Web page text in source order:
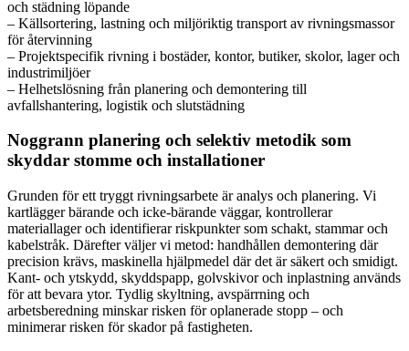
och städning löpande
– Källsortering, lastning och miljöriktig transport av rivningsmassor
för återvinning
– Projektspecifik rivning i bostäder, kontor, butiker, skolor, lager och
industrimiljöer
– Helhetslösning från planering och demontering till
avfallshantering, logistik och slutstädning
Noggrann planering och selektiv metodik som
skyddar stomme och installationer
Grunden för ett tryggt rivningsarbete är analys och planering. Vi
kartlägger bärande och icke-bärande väggar, kontrollerar
materiallager och identifierar riskpunkter som schakt, stammar och
kabelstråk. Därefter väljer vi metod: handhållen demontering där
precision krävs, maskinella hjälpmedel där det är säkert och smidigt.
Kant- och ytskydd, skyddspapp, golvskivor och inplastning används
för att bevara ytor. Tydlig skyltning, avspärrning och
arbetsberedning minskar risken för oplanerade stopp – och
minimerar risken för skador på fastigheten.